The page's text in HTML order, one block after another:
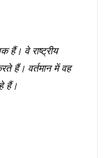
हैं। वे राष्ट्रीय
हैं। वर्तमान में वह
हैं।